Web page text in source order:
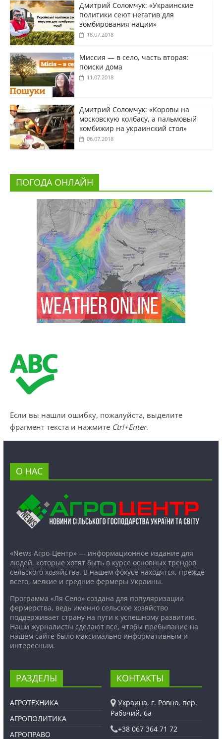
Дмитрий Соломчук: «Украинские
политики сеют негатив для
зомбирования нации»
18.07.2018
Миссия — в село, часть вторая:
поиски дома
11.07.2018
Дмитрий Соломчук: «Коровы на
московскую колбасу, а пальмовый
комбижир на украинский стол»
06.07.2018
ПОГОДА ОНЛАЙН
Если вы нашли ошибку, пожалуйста, выделите
фрагмент текста и нажмите Ctrl+Enter.
О НАС
«News Агро-Центр» — информационное издание для
людей, которые хотят быть в курсе основных трендов
сельского хозяйства. В нашем фокусе находятся, прежде
всего, мелкие и средние фермеры Украины.
Программа «Ля Село» создана для популяризации
фермерства, ведь именно сельское хозяйство
поддерживает страну на пути к успешному развитию.
Наши журналисты сделают все, чтобы пребывание на
нашем сайте было максимально информативным и
интересным.
РАЗДЕЛЫ
АГРОТЕХНИКА
АГРОПОЛИТИКА
АГРОПРАВО
КОНТАКТЫ
Украина, г. Ровно, пер.
Рабочий, 6а
+38 067 364 71 72